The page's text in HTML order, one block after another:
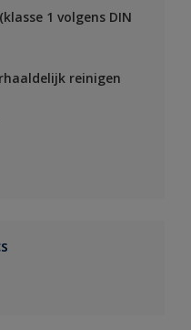
1 volgens DIN
reinigen